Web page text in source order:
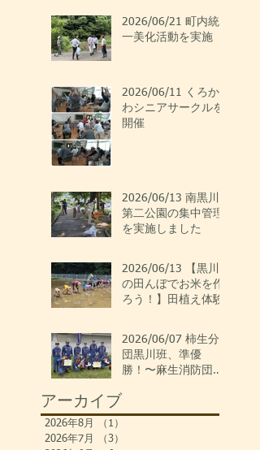
2026/06/21 町内統
一美化活動を実施
2026/06/11 くろか
わシニアサークルを
開催
2026/06/13 南黒川
第二公園の集中管理
を実施しました
2026/06/13 【黒川
の田んぼでお米を作
ろう！】田植え体験
2026/06/07 柿生分
団黒川班、準優
勝！〜麻生消防団ポ
アーカイブ
2026年8月 （1）
2026年7月
（3）